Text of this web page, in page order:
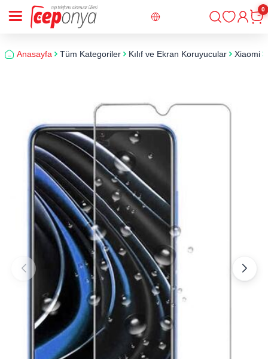
Giriş
0
Anasayfa Tüm Kategoriler Kılıf ve Ekran Koruyucular Xiaomi